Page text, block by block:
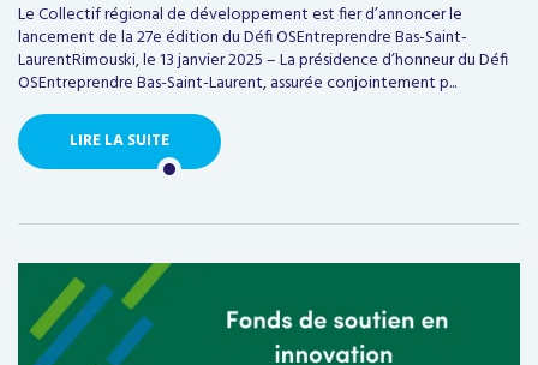
Le Collectif régional de développement est fier d’annoncer le
lancement de la 27e édition du Défi OSEntreprendre Bas-Saint-
LaurentRimouski, le 13 janvier 2025 – La présidence d’honneur du Défi
OSEntreprendre Bas-Saint-Laurent, assurée conjointement p...
LIRE LA SUITE